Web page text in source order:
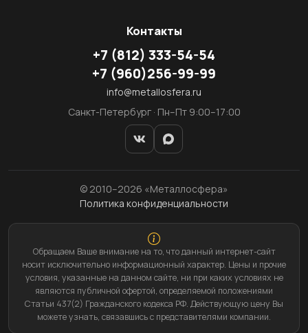
Контакты
+7 (812) 333-54-54
+7 (960)256-99-99
info@metallosfera.ru
Санкт-Петербург · Пн–Пт 9:00–17:00
© 2010–2026 «Металлосфера»
Политика конфиденциальности
Обращаем Ваше внимание на то, что данный интернет-сайт
носит исключительно информационный характер. Цены и прочие
условия, указанные на данном сайте, ни при каких условиях не
являются публичной офертой, определяемой положениями
Статьи 437(2) Гражданского кодекса РФ. Действующую цену Вы
можете узнать, связавшись с представителями компании.